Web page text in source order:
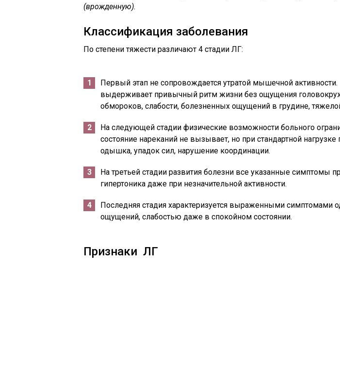
(врожденную).
Классификация заболевания
По степени тяжести различают 4 стадии ЛГ:
Первый этап не сопровождается утратой мышечной активности.
выдерживает привычный ритм жизни без ощущения
обмороков, слабости, болезненных ощущений в грудине,
На следующей стадии физические возможности больного
состояние нареканий не вызывает, но при стандартной нагрузке
одышка, упадок сил, нарушение координации.
На третьей стадии развития болезни все указанные симптомы
гипертоника даже при незначительной активности.
Последняя стадия характеризуется выраженными симптомами
ощущений, слабостью даже в спокойном состоянии.
Признаки ЛГ